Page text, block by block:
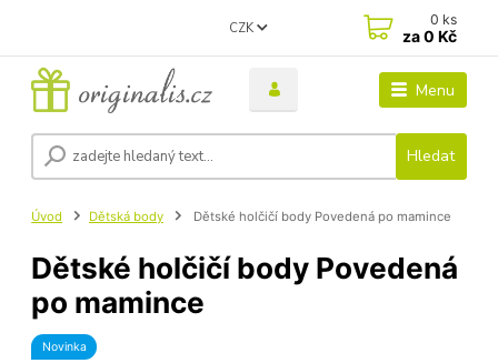
Menu
CZK
Hledat
0 ks
za0 Kč
Úvod Dětská body Dětské holčičí body Povedená po mamince
Dětské holčičí body Povedená
po mamince
Novinka